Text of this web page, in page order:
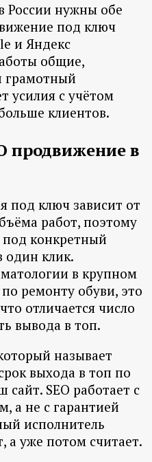
России нужны обе
под ключ
и Яндекс
общие,
грамотный
усилия с учётом
клиентов.
продвижение в
под ключ зависит от
работ, поэтому
конкретный
один клик.
в крупном
ремонту обуви, это
отличается число
вывода в топ.
называет
выхода в топ по
SEO работает с
а не с гарантией
исполнитель
а уже потом считает.